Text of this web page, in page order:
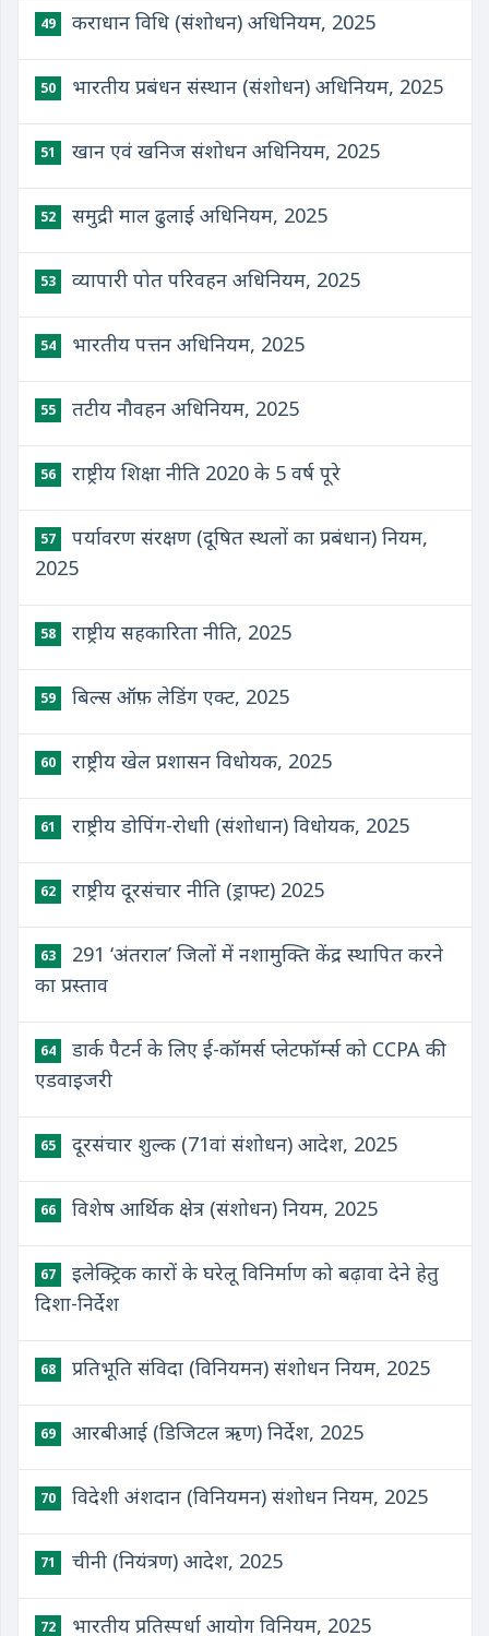
49 कराधान विधि (संशोधन) अधिनियम, 2025
50 भारतीय प्रबंधन संस्थान (संशोधन) अधिनियम, 2025
51 खान एवं खनिज संशोधन अधिनियम, 2025
52 समुद्री माल ढुलाई अधिनियम, 2025
53 व्यापारी पोत परिवहन अधिनियम, 2025
54 भारतीय पत्तन अधिनियम, 2025
55 तटीय नौवहन अधिनियम, 2025
56 राष्ट्रीय शिक्षा नीति 2020 के 5 वर्ष पूरे
57
पर्यावरण संरक्षण (दूषित स्थलों का प्रबंधान) नियम,
2025
58 राष्ट्रीय सहकारिता नीति, 2025
59 बिल्स ऑफ़ लेडिंग एक्ट, 2025
60 राष्ट्रीय खेल प्रशासन विधोयक, 2025
61 राष्ट्रीय डोपिंग-रोधाी (संशोधान) विधोयक, 2025
62 राष्ट्रीय दूरसंचार नीति (ड्राफ्ट) 2025
63
291 ‘अंतराल’ जिलों में नशामुक्ति केंद्र स्थापित करने
का प्रस्ताव
64
डार्क पैटर्न के लिए ई-कॉमर्स प्लेटफॉर्म्स को CCPA की
एडवाइजरी
65 दूरसंचार शुल्क (71वां संशोधन) आदेश, 2025
66 विशेष आर्थिक क्षेत्र (संशोधन) नियम, 2025
67
इलेक्ट्रिक कारों के घरेलू विनिर्माण को बढ़ावा देने हेतु
दिशा-निर्देश
68 प्रतिभूति संविदा (विनियमन) संशोधन नियम, 2025
69 आरबीआई (डिजिटल ऋण) निर्देश, 2025
70 विदेशी अंशदान (विनियमन) संशोधन नियम, 2025
71 चीनी (नियंत्रण) आदेश, 2025
72 भारतीय प्रतिस्पर्धा आयोग विनियम, 2025